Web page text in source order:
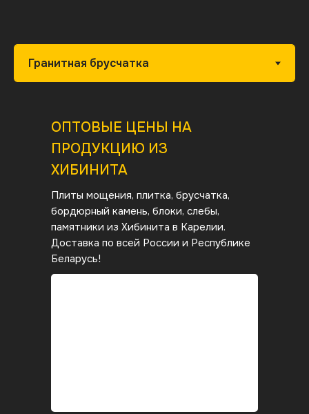
ОПТОВЫЕ ЦЕНЫ НА
ПРОДУКЦИЮ ИЗ
ХИБИНИТА
Плиты мощения, плитка, брусчатка,
бордюрный камень, блоки, слебы,
памятники из Хибинита в Карелии.
Доставка по всей России и Республике
Беларусь!